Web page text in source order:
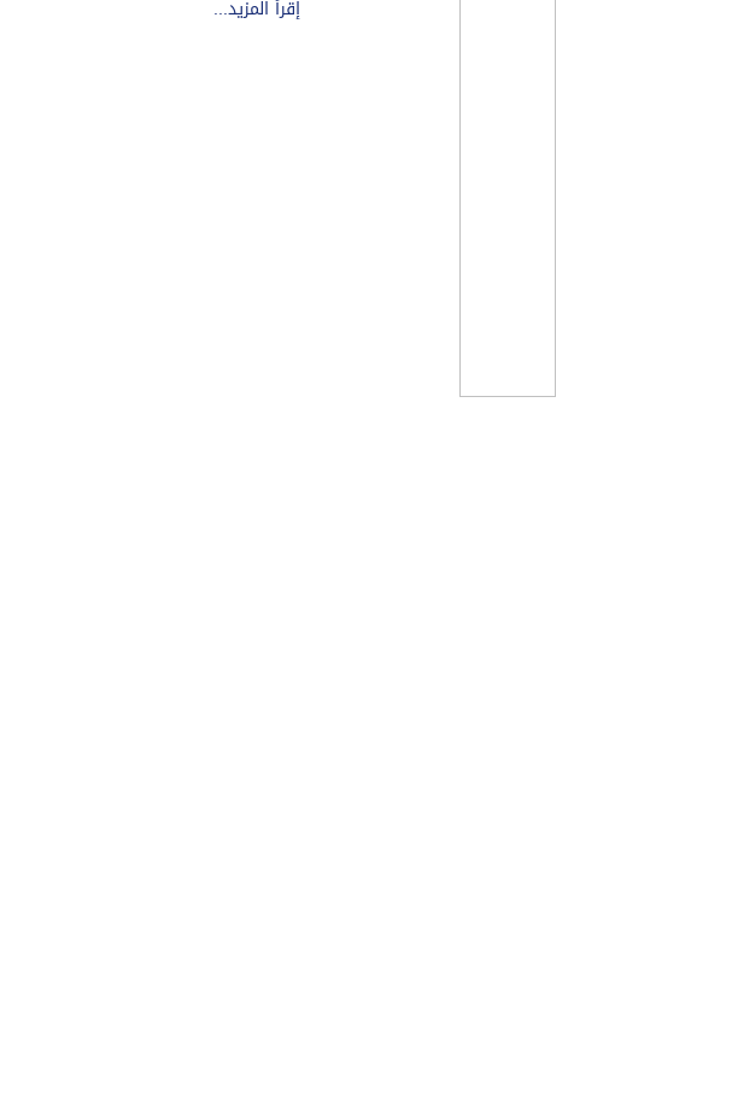
إقرأ المزيد...